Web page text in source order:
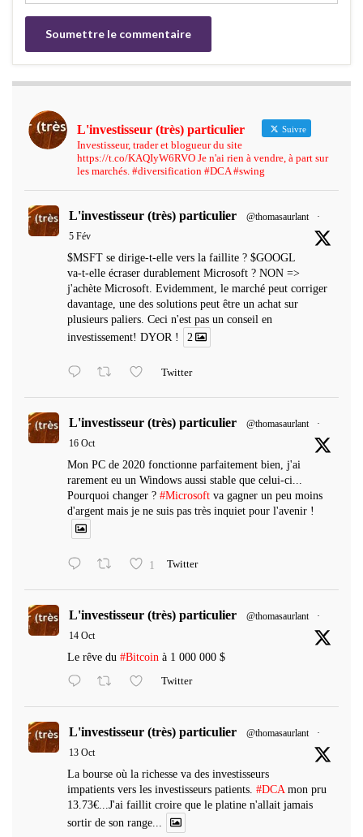
L'investisseur (très) particulier Suivre
Investisseur, trader et blogueur du site
https://t.co/KAQIyW6RVO Je n'ai rien à vendre, à part sur
les marchés. #diversification #DCA #swing
L'investisseur (très) particulier @thomasaurlant
·
5 Fév
$MSFT se dirige-t-elle vers la faillite ? $GOOGL
va-t-elle écraser durablement Microsoft ? NON =>
j'achète Microsoft. Evidemment, le marché peut corriger
davantage, une des solutions peut être un achat sur
plusieurs paliers. Ceci n'est pas un conseil en
investissement! DYOR !
2
Twitter
L'investisseur (très) particulier @thomasaurlant
·
16 Oct
Mon PC de 2020 fonctionne parfaitement bien, j'ai
rarement eu un Windows aussi stable que celui-ci...
Pourquoi changer ? #Microsoft va gagner un peu moins
d'argent mais je ne suis pas très inquiet pour l'avenir !
1 Twitter
L'investisseur (très) particulier @thomasaurlant
·
14 Oct
Le rêve du #Bitcoin à 1 000 000 $
Twitter
L'investisseur (très) particulier @thomasaurlant
·
13 Oct
La bourse où la richesse va des investisseurs
impatients vers les investisseurs patients. #DCA mon pru
13.73€...J'ai faillit croire que le platine n'allait jamais
sortir de son range...